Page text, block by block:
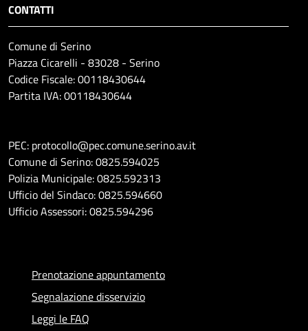
CONTATTI
Comune di Serino
Piazza Cicarelli - 83028 - Serino
Codice Fiscale: 00118430644
Partita IVA: 00118430644
PEC: protocollo@pec.comune.serino.av.it
Comune di Serino: 0825.594025
Polizia Municipale: 0825.592313
Ufficio del Sindaco: 0825.594660
Ufficio Assessori: 0825.594296
Prenotazione appuntamento
Segnalazione disservizio
Leggi le FAQ